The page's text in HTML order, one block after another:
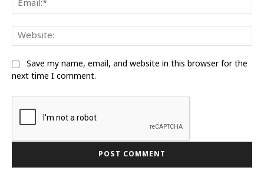
Save my name, email, and website in this browser for the
next time I comment.